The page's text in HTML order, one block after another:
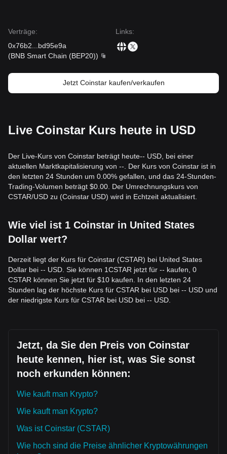
oder Utility-Updates liefern eine grundlegende
•Stimmung bei breiteren Altcoins:Als Token mit kleinerer
Marktkapitalisierung bleibt CSTAR äußerst sensitiv
Trading-Signale
Mögliche Kaufzone
nähert und klare Anzeichen für einen Rebound zeigt.
• Ein Ausbruch über den0,00062 $ -Widerstand, begleitet
von einem deutlichen Anstieg des Handelsvolumens, könnte
den Beginn eines neuen Aufwärtstrends bestätigen.
Risikoprofil
kurzfristiger Korrekturen oder einer Preisfindung auf
niedrigeren Niveaus übergehen.
Auf Basis der aktuellen Marktstruktur werden folgende
Strategien vorgeschlagen:
Konservative Anleger
• Abwarten, bis der Preis in Richtung der0,00045 $
-Zone
zurückkommt, um Positionen in Etappen aufzubauen.
• Wenn der Preis0,00062 $durchbricht, kann sich eine
neue bullische Struktur bilden. Für diese Phase wird das
nächste Kursziel auf0,00078 $geschätzt.
• Einen Stop-Loss leicht unterhalb des Ausbruchspunkts
Langfristige Anleger
Makro-Unterstützung beibehält, bleibt das mittelfristige bis
schrittweises Ansammeln.
Trend-Zusammenfassung
Verträge:
0x76b2
bd95e9a
(BNB Smart Chain (BEP20))
Links:
Jetzt Coinstar kaufen/verkaufen
Live Coinstar Kurs heute in USD
Der Live-Kurs von Coinstar beträgt heute-- USD, bei einer
aktuellen Marktkapitalisierung von --. Der Kurs von Coinstar ist in
den letzten 24 Stunden um 0.00% gefallen, und das 24-Stunden-
Trading-Volumen beträgt $0.00. Der Umrechnungskurs von
CSTAR/USD zu (Coinstar USD) wird in Echtzeit aktualisiert.
Wie viel ist 1 Coinstar in United States
Dollar wert?
Derzeit liegt der Kurs für Coinstar (CSTAR) bei United States
Dollar bei -- USD. Sie können 1CSTAR jetzt für -- kaufen, 0
CSTAR können Sie jetzt für $10 kaufen. In den letzten 24
Stunden lag der höchste Kurs für CSTAR bei USD bei -- USD und
der niedrigste Kurs für CSTAR bei USD bei -- USD.
Jetzt, da Sie den Preis von Coinstar
heute kennen, hier ist, was Sie sonst
noch erkunden können:
Wie kauft man Krypto?
Wie kauft man Krypto?
Was ist Coinstar (CSTAR)
Wie hoch sind die Preise ähnlicher Kryptowährungen